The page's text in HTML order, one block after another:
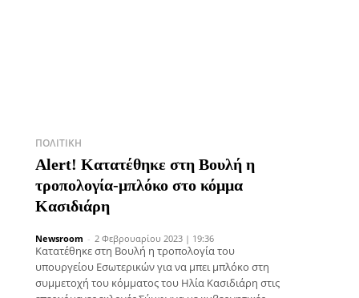
ΠΟΛΙΤΙΚΉ
Alert! Κατατέθηκε στη Βουλή η
τροπολογία-μπλόκο στο κόμμα
Κασιδιάρη
Newsroom - 2 Φεβρουαρίου 2023 | 19:36
Κατατέθηκε στη Βουλή η τροπολογία του
υπουργείου Εσωτερικών για να μπει μπλόκο στη
συμμετοχή του κόμματος του Ηλία Κασιδιάρη στις